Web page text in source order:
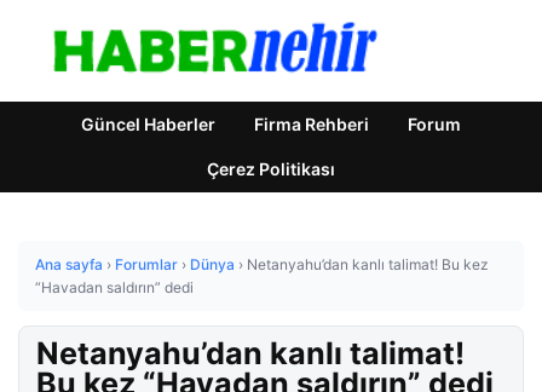
Güncel Haberler Firma Rehberi Forum
Çerez Politikası
Ana sayfa › Forumlar › Dünya › Netanyahu’dan kanlı talimat! Bu kez
“Havadan saldırın” dedi
Netanyahu’dan kanlı talimat!
Bu kez “Havadan saldırın” dedi